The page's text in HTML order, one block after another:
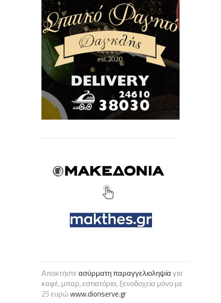
Αποκτήστεασύρματη παραγγελιοληψίαγια
καφέ, μπαρ, εστιατόρια, ξενοδοχεία μόνο με
25 ευρώwww.dionserve.gr